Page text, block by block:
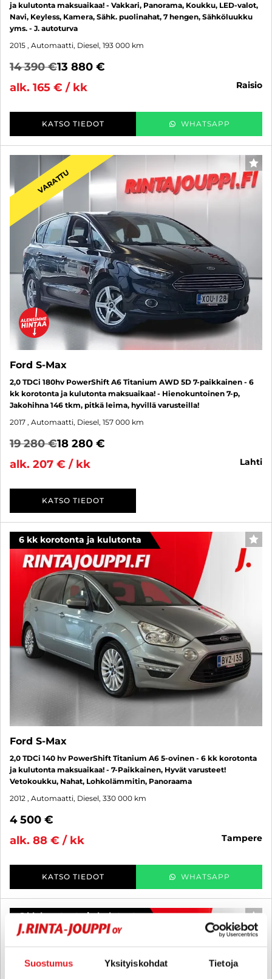
Suostumus Yksityiskohdat Tietoja
ja kulutonta maksuaikaa! - Vakkari, Panorama, Koukku, LED-valot,
Navi, Keyless, Kamera, Sähk. puolinahat, 7 hengen, Sähköluukku
yms. - J. autoturva
2015 , Automaatti, Diesel, 193 000 km
14 390 €13 880 €
alk. 165 € / kk
raisio
KATSO TIEDOT WHATSAPP
VARATTU
Ford S-Max
2,0 TDCi 180hv PowerShift A6 Titanium AWD 5D 7-paikkainen - 6
kk korotonta ja kulutonta maksuaikaa! - Hienokuntoinen 7-p,
Jakohihna 146 tkm, pitkä leima, hyvillä varusteilla!
2017 , Automaatti, Diesel, 157 000 km
19 280 €18 280 €
alk. 207 € / kk
lahti
KATSO TIEDOT
6 kk korotonta ja kulutonta
Ford S-Max
2,0 TDCi 140 hv PowerShift Titanium A6 5-ovinen - 6 kk korotonta
ja kulutonta maksuaikaa! - 7-Paikkainen, Hyvät varusteet!
Vetokoukku, Nahat, Lohkolämmitin, Panoraama
2012 , Automaatti, Diesel, 330 000 km
4 500 €
alk. 88 € / kk
tampere
KATSO TIEDOT WHATSAPP
6 kk korotonta ja kulutonta